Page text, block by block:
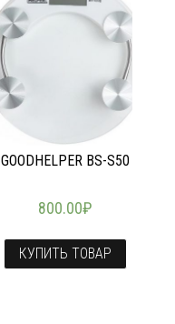
GOODHELPER BS-S50
800.00₽
КУПИТЬ ТОВАР